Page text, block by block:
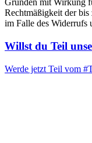
Gründen mit Wirkung
Rechtmäßigkeit der
im Falle des Widerrufs
Willst du Teil
Werde jetzt Teil vom